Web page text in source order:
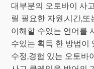
대부분의 오토바이 사
릴 필요한 자원,시간,
이해할 수있는 언어를
수있는 획득 한 방법이
수정,경험 있는 오토바